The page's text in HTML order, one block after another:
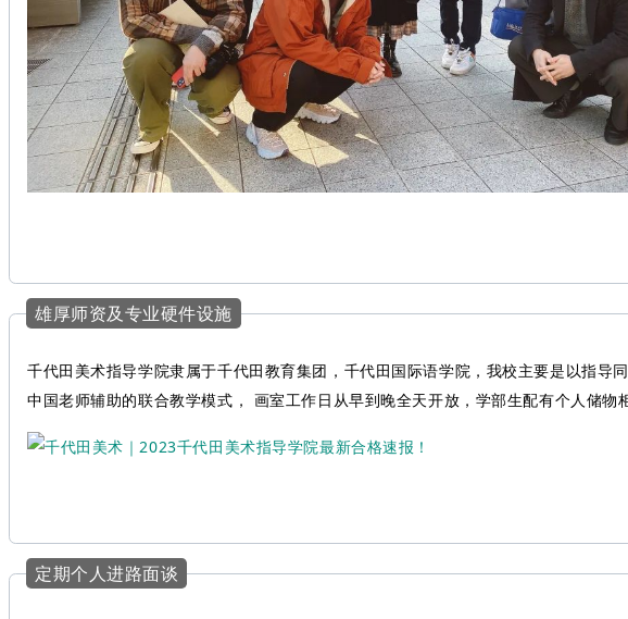
雄厚师资及专业硬件设施
千代田美术指导学院隶属于千代田教育集团，千代田国际语学院，我校主要是以指
中国老师辅助的联合教学模式， 画室工作日从早到晚全天开放，学部生配有个人储
定期个人进路面谈